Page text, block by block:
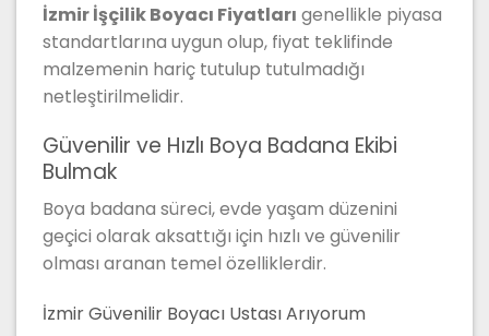
İzmir İşçilik Boyacı Fiyatları genellikle piyasa
standartlarına uygun olup, fiyat teklifinde
malzemenin hariç tutulup tutulmadığı
netleştirilmelidir.
Güvenilir ve Hızlı Boya Badana Ekibi
Bulmak
Boya badana süreci, evde yaşam düzenini
geçici olarak aksattığı için hızlı ve güvenilir
olması aranan temel özelliklerdir.
İzmir Güvenilir Boyacı Ustası Arıyorum